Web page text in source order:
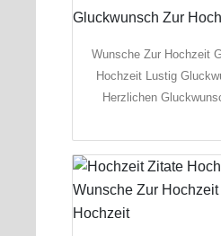
Wunsche Zur Hochzeit
Hochzeit Lustig
Herzlichen